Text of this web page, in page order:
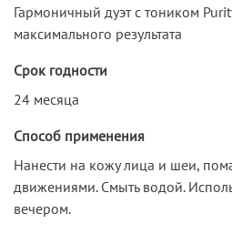
Гармоничный дуэт с тоником
максимального результата
Срок годности
24 месяца
Способ применения
Нанести на кожу лица и шеи,
движениями. Смыть водой.
вечером.